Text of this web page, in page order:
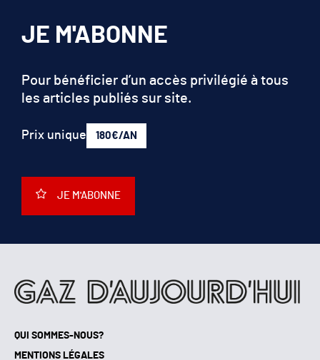
QUI SOMMES-NOUS?
MENTIONS LÉGALES
JE M'ABONNE
Pour bénéficier d’un accès privilégié à tous
les articles publiés sur site.
Prix unique 180€/AN
JE M'ABONNE